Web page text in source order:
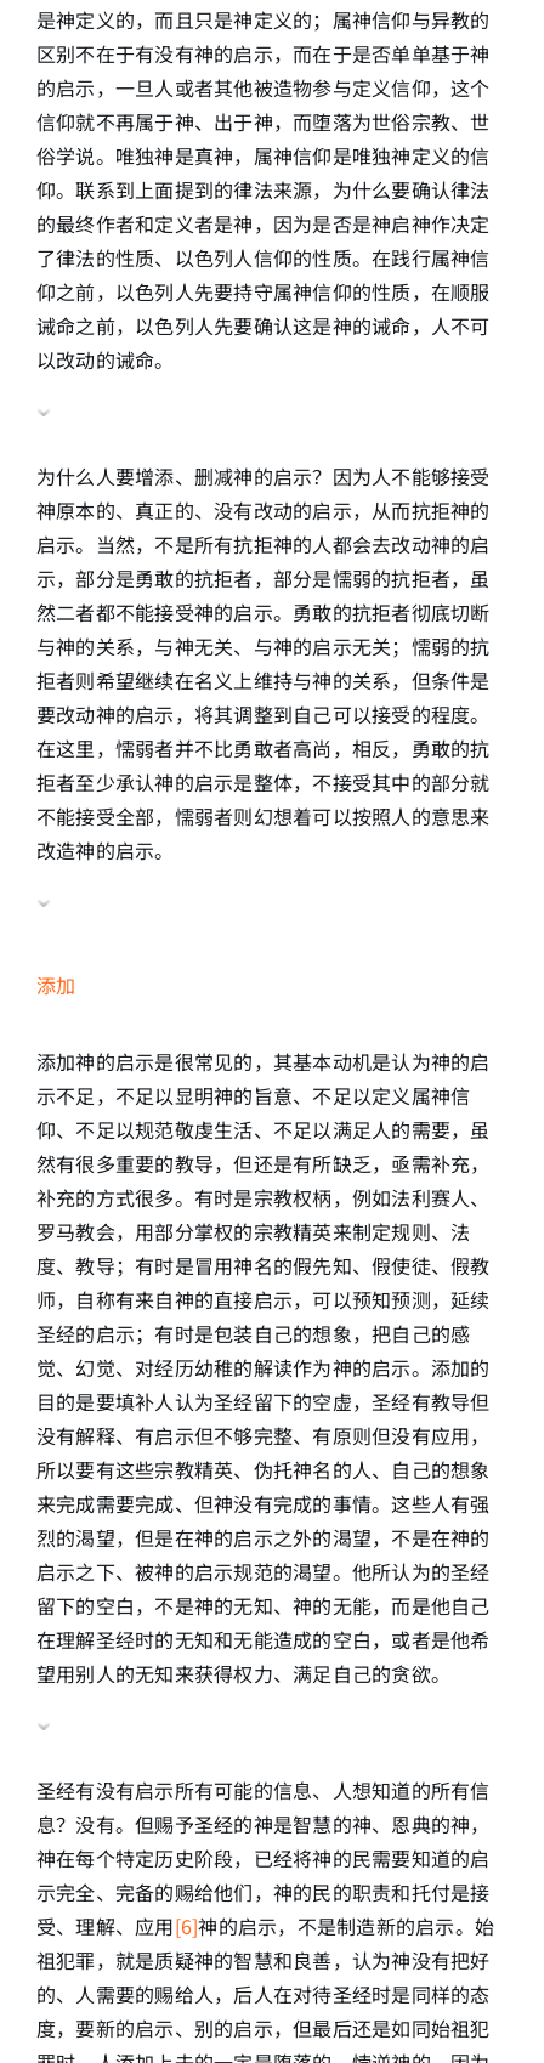
是神定义的，而且只是神定义的；属神信仰与异教的
区别不在于有没有神的启示，而在于是否单单基于神
的启示，一旦人或者其他被造物参与定义信仰，这个
信仰就不再属于神、出于神，而堕落为世俗宗教、世
俗学说。唯独神是真神，属神信仰是唯独神定义的信
仰。联系到上面提到的律法来源，为什么要确认律法
的最终作者和定义者是神，因为是否是神启神作决定
了律法的性质、以色列人信仰的性质。在践行属神信
仰之前，以色列人先要持守属神信仰的性质，在顺服
诫命之前，以色列人先要确认这是神的诫命，人不可
以改动的诫命。
为什么人要增添、删减神的启示？因为人不能够接受
神原本的、真正的、没有改动的启示，从而抗拒神的
启示。当然，不是所有抗拒神的人都会去改动神的启
示，部分是勇敢的抗拒者，部分是懦弱的抗拒者，虽
然二者都不能接受神的启示。勇敢的抗拒者彻底切断
与神的关系，与神无关、与神的启示无关；懦弱的抗
拒者则希望继续在名义上维持与神的关系，但条件是
要改动神的启示，将其调整到自己可以接受的程度。
在这里，懦弱者并不比勇敢者高尚，相反，勇敢的抗
拒者至少承认神的启示是整体，不接受其中的部分就
不能接受全部，懦弱者则幻想着可以按照人的意思来
改造神的启示。
添加
添加神的启示是很常见的，其基本动机是认为神的启
示不足，不足以显明神的旨意、不足以定义属神信
仰、不足以规范敬虔生活、不足以满足人的需要，虽
然有很多重要的教导，但还是有所缺乏，亟需补充，
补充的方式很多。有时是宗教权柄，例如法利赛人、
罗马教会，用部分掌权的宗教精英来制定规则、法
度、教导；有时是冒用神名的假先知、假使徒、假教
师，自称有来自神的直接启示，可以预知预测，延续
圣经的启示；有时是包装自己的想象，把自己的感
觉、幻觉、对经历幼稚的解读作为神的启示。添加的
目的是要填补人认为圣经留下的空虚，圣经有教导但
没有解释、有启示但不够完整、有原则但没有应用，
所以要有这些宗教精英、伪托神名的人、自己的想象
来完成需要完成、但神没有完成的事情。这些人有强
烈的渴望，但是在神的启示之外的渴望，不是在神的
启示之下、被神的启示规范的渴望。他所认为的圣经
留下的空白，不是神的无知、神的无能，而是他自己
在理解圣经时的无知和无能造成的空白，或者是他希
望用别人的无知来获得权力、满足自己的贪欲。
圣经有没有启示所有可能的信息、人想知道的所有信
息？没有。但赐予圣经的神是智慧的神、恩典的神，
神在每个特定历史阶段，已经将神的民需要知道的启
示完全、完备的赐给他们，神的民的职责和托付是接
受、理解、应用[6]神的启示，不是制造新的启示。始
祖犯罪，就是质疑神的智慧和良善，认为神没有把好
的、人需要的赐给人，后人在对待圣经时是同样的态
度，要新的启示、别的启示，但最后还是如同始祖犯